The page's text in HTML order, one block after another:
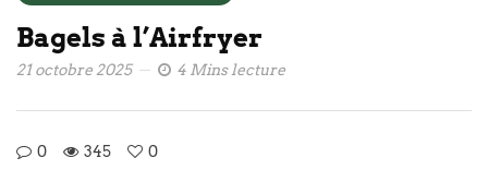
Bagels à l’Airfryer
21 octobre 2025 4 Mins lecture
0 345 0